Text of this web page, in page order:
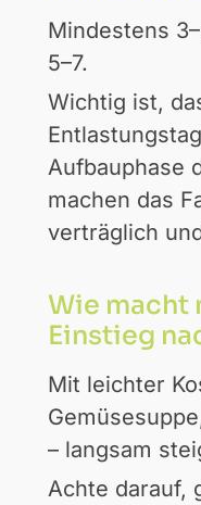
Mindestens
5–7.
Wichtig ist,
Aufbauphase
machen das
verträglich
Wie macht
Einstieg
Mit leichter
– langsam
Achte darauf,